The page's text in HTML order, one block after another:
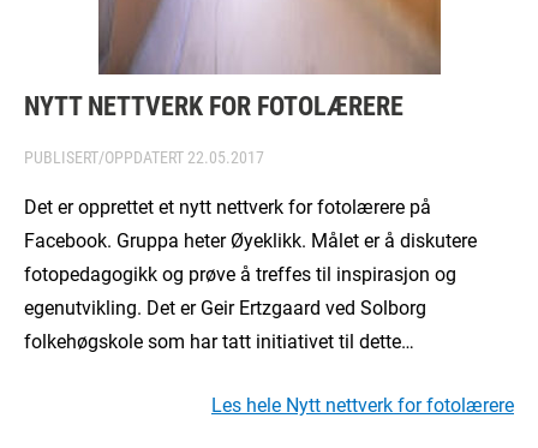
NYTT NETTVERK FOR FOTOLÆRERE
PUBLISERT/OPPDATERT 22.05.2017
Det er opprettet et nytt nettverk for fotolærere på
Facebook. Gruppa heter Øyeklikk. Målet er å diskutere
fotopedagogikk og prøve å treffes til inspirasjon og
egenutvikling. Det er Geir Ertzgaard ved Solborg
folkehøgskole som har tatt initiativet til dette…
Les hele Nytt nettverk for fotolærere